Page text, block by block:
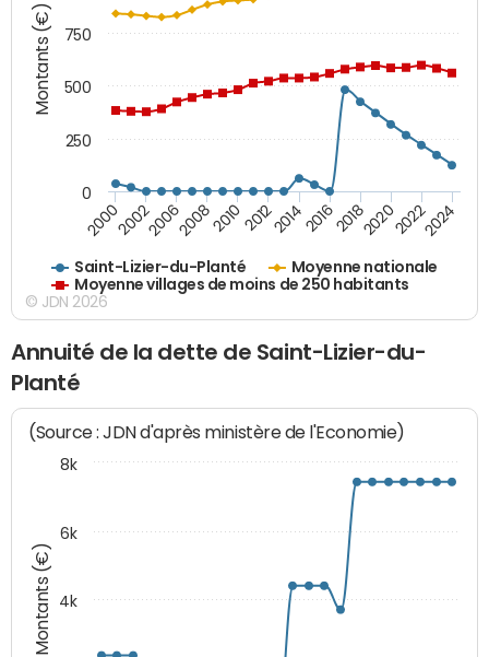
Montants (€)
Saint-Lizier-du-Planté
Moyenne nationale
Moyenne villages de moins de 250 habitants
200020022006200820102012201420162018202020222024
0
250
500
750
© JDN 2026
Annuité de la dette de Saint-Lizier-du-
Planté
Montants (€)
(Source : JDN d'après ministère de l'Economie)
4k
6k
8k